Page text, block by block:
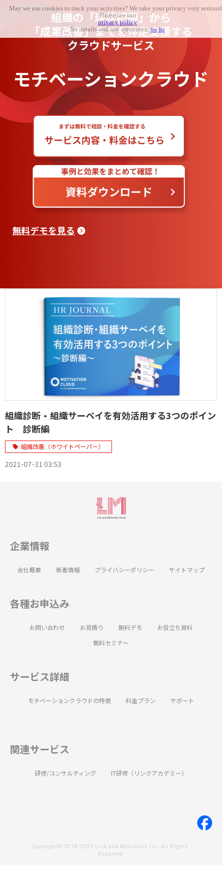
組織の「現状把握」から
「成果改善」までを伴走支援する
クラウドサービス
モチベーションクラウド
無料デモを見る
組織診断・組織サーベイを有効活用する3つのポイン
ト 診断編
組織改善（ホワイトペーパー）
2021-07-31 03:53
企業情報
会社概要 新着情報 プライバシーポリシー サイトマップ
各種お申込み
お問い合わせ お見積り 無料デモ
お役立ち資料
無料セミナー
サービス詳細
モチベーションクラウドの特徴 料金プラン サポート
関連サービス
研修/コンサルティング IT研修（リンクアカデミー）
Copyright© 2018-2023 Link and Motivation Inc. All Rights
Reserved
May we use cookies to track your activities? We take your privacy very
Please see our
privacy policy
for details and any questions.Yes No